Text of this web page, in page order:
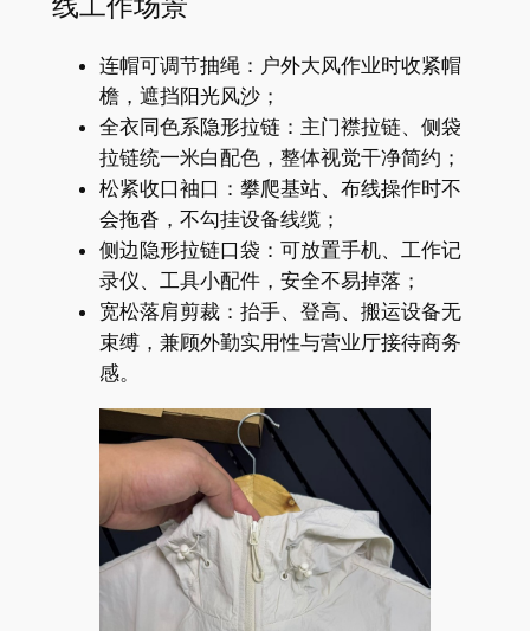
连帽可调节抽绳：户外大风作业时收紧帽
檐，遮挡阳光风沙；
全衣同色系隐形拉链：主门襟拉链、侧袋
拉链统一米白配色，整体视觉干净简约；
松紧收口袖口：攀爬基站、布线操作时不
会拖沓，不勾挂设备线缆；
侧边隐形拉链口袋：可放置手机、工作记
录仪、工具小配件，安全不易掉落；
宽松落肩剪裁：抬手、登高、搬运设备无
束缚，兼顾外勤实用性与营业厅接待商务
感。